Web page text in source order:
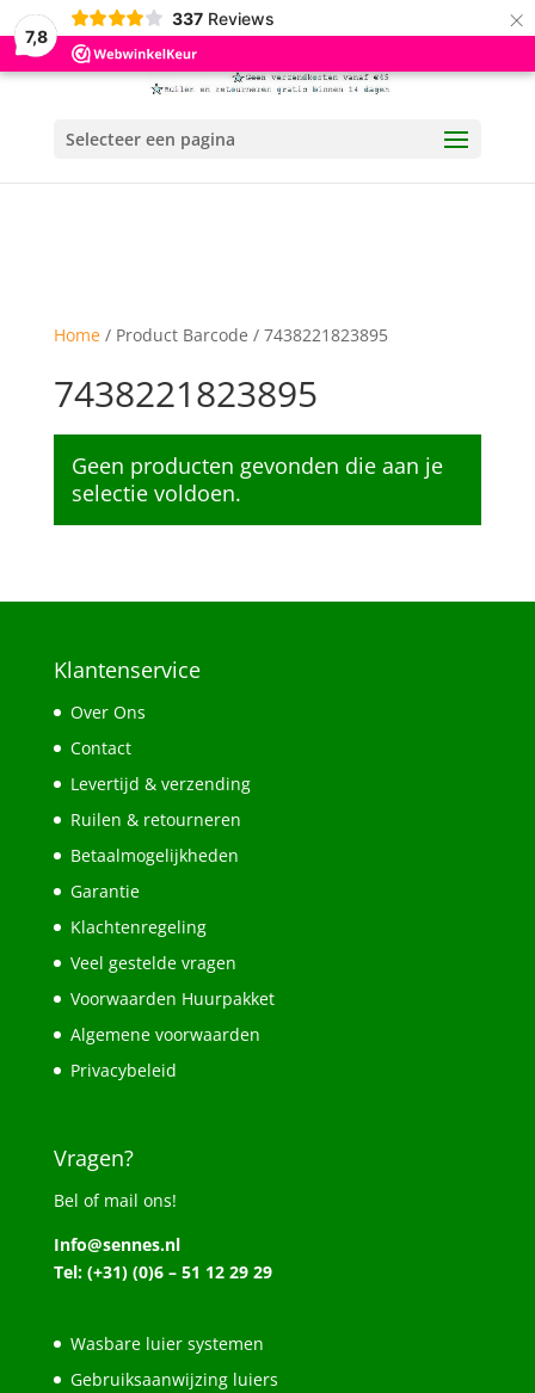
7,8
337 Reviews ×
Selecteer een pagina
Home/ Product Barcode / 7438221823895
7438221823895
Geen producten gevonden die aan je
selectie voldoen.
Klantenservice
Over Ons
Contact
Levertijd & verzending
Ruilen & retourneren
Betaalmogelijkheden
Garantie
Klachtenregeling
Veel gestelde vragen
Voorwaarden Huurpakket
Algemene voorwaarden
Privacybeleid
Vragen?
Bel of mail ons!
Info@sennes.nl
Tel: (+31) (0)6 – 51 12 29 29
Wasbare luier systemen
Gebruiksaanwijzing luiers